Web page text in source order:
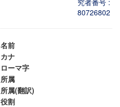
究者番号 :
80726802
名前
カナ
ローマ字
所属
所属(翻訳)
役割